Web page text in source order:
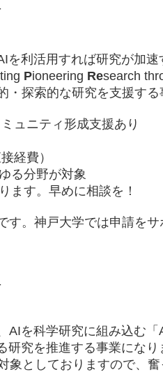
利活用すれば研究が加
Pioneering Research
探索的な研究を支援する
ュニティ形成支援あり
経費）
る分野が対象
ます。早めに相談を！
。神戸大学では申請をサ
AIを科学研究に組み込む
究を推進する事業にな
としておりますので、奮